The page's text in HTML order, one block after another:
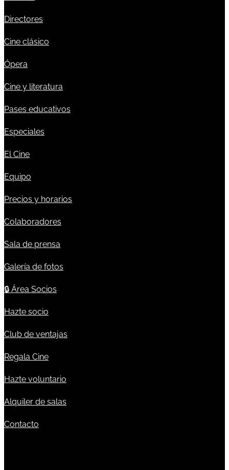
Directores
Cine clásico
Ópera
Cine y literatura
Pases educativos
Especiales
El Cine
Equipo
Precios y horarios
Colaboradores
Sala de prensa
Galería de fotos
🔒 Área Socios
Hazte socio
Club de ventajas
Regala Cine
Hazte voluntario
Alquiler de salas
Contacto